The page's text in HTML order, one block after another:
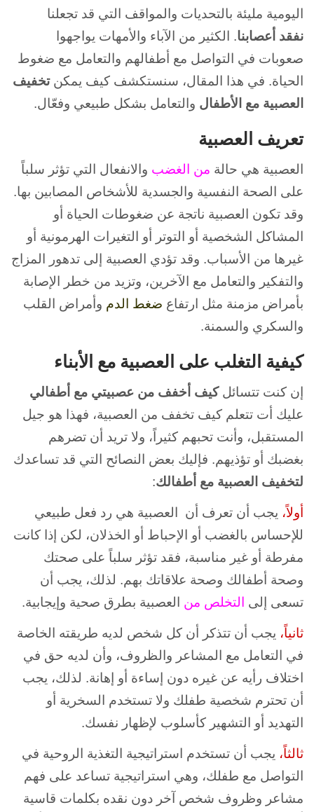
اليومية مليئة بالتحديات والمواقف التي قد تجعلنا
نفقد أعصابنا. الكثير من الآباء والأمهات يواجهوا
صعوبات في التواصل مع أطفالهم والتعامل مع ضغوط
الحياة. في هذا المقال، سنستكشف كيف يمكنتخفيف
العصبية مع الأطفال والتعامل بشكل طبيعي وفعّال.
تعريف العصبية
العصبية هي حالة من الغضب والانفعال التي تؤثر سلباً
على الصحة النفسية والجسدية للأشخاص المصابين بها.
وقد تكون العصبية ناتجة عن ضغوطات الحياة أو
المشاكل الشخصية أو التوتر أو التغيرات الهرمونية أو
غيرها من الأسباب. وقد تؤدي العصبية إلى تدهور المزاج
والتفكير والتعامل مع الآخرين، وتزيد من خطر الإصابة
بأمراض مزمنة مثل ارتفاع ضغط الدم وأمراض القلب
والسكري والسمنة.
كيفية التغلب على العصبية مع الأبناء
إن كنت تتسائلكيف أخفف من عصبيتي مع أطفالي
عليك أت تتعلم كيف تخفف من العصبية، فهذا هو جيل
المستقبل، وأنت تحبهم كثيراً، ولا تريد أن تضرهم
بغضبك أو تؤذيهم. فإليك بعض النصائح التي قد تساعدك
لتخفيف العصبية مع أطفالك:
أولاً، يجب أن تعرف أن العصبية هي رد فعل طبيعي
للإحساس بالغضب أو الإحباط أو الخذلان، لكن إذا كانت
مفرطة أو غير مناسبة، فقد تؤثر سلباً على صحتك
وصحة أطفالك وصحة علاقاتك بهم. لذلك، يجب أن
تسعى إلى التخلص من العصبية بطرق صحية وإيجابية.
ثانياً، يجب أن تتذكر أن كل شخص لديه طريقته الخاصة
في التعامل مع المشاعر والظروف، وأن لديه حق في
اختلاف رأيه عن غيره دون إساءة أو إهانة. لذلك، يجب
أن تحترم شخصية طفلك ولا تستخدم السخرية أو
التهديد أو التشهير كأسلوب لإظهار نفسك.
ثالثاً، يجب أن تستخدم استراتيجية التغذية الروحية في
التواصل مع طفلك، وهي استراتيجية تساعد على فهم
مشاعر وظروف شخص آخر دون نقده بكلمات قاسية